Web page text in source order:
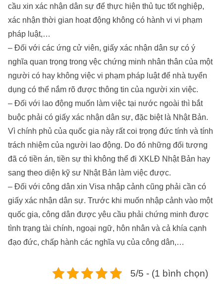
cầu xin xác nhận dân sự để thực hiện thủ tục tốt nghiệp,
xác nhận thời gian hoạt động không có hành vi vi phạm
pháp luật,…
– Đối với các ứng cử viên, giấy xác nhận dân sự có ý
nghĩa quan trọng trong vệc chứng minh nhân thân của một
người có hay không việc vi phạm pháp luật để nhà tuyển
dụng có thể nắm rõ được thông tin của người xin việc.
– Đối với lao động muốn làm việc tại nước ngoài thì bắt
buộc phải có giấy xác nhận dân sự, đặc biệt là Nhật Bản.
Vì chính phủ của quốc gia này rất coi trọng đức tính và tính
trách nhiệm của người lao động. Do đó những đối tượng
đã có tiền án, tiền sự thì không thể đi XKLĐ Nhật Bản hay
sang theo diện kỹ sư Nhật Bản làm việc được.
– Đối với công dân xin Visa nhập cảnh cũng phải cần có
giấy xác nhận dân sự. Trước khi muốn nhập cảnh vào một
quốc gia, công dân được yêu cầu phải chứng minh được
tình trạng tài chính, ngoại ngữ, hôn nhân và cả khía cạnh
đạo đức, chấp hành các nghĩa vụ của công dân,…
5/5 - (1 bình chọn)